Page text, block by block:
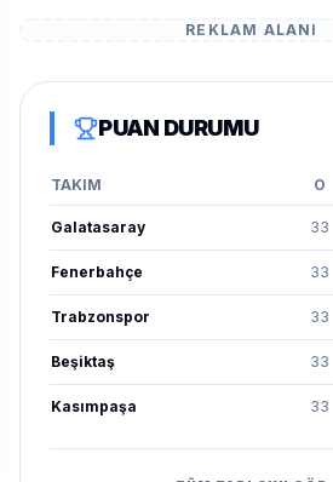
REKLAM ALANI
PUAN DURUMU
TAKIM O
Galatasaray 33
Fenerbahçe 33
Trabzonspor 33
Beşiktaş 33
Kasımpaşa 33